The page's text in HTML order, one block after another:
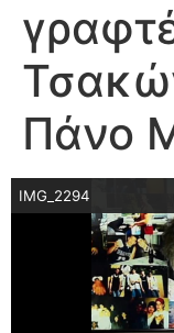
Πάνο
IMG_2294